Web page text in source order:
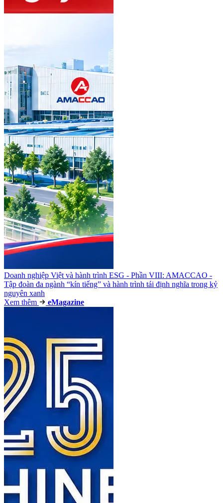
Doanh nghiệp Việt và hành trình ESG - Phần VIII: AMACCAO -
Tập đoàn đa ngành “kín tiếng” và hành trình tái định nghĩa trong kỷ
nguyên xanh
Xem thêm
eMagazine